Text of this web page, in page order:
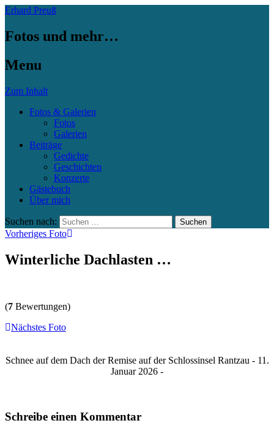
Erhard Preuß
Fotos und mehr…
Menu
Zum Inhalt
Fotos & Galerien
Fotos
Galerien
Beiträge
Gedichte
Geschichten
Konzerte
Gästebuch
Über mich
Suchen nach:
Vorheriges Foto
Winterliche Dachlasten …
(7 Bewertungen)
Nächstes Foto
Schnee auf dem Dach der Remise auf der Schlossinsel Rantzau - 11.
Januar 2026 -
Schreibe einen Kommentar